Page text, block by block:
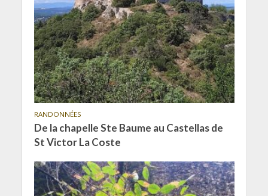
RANDONNÉES
De la chapelle Ste Baume au Castellas de
St Victor La Coste